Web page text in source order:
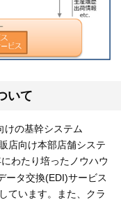
いて
けの基幹システム
店向け本部店舗システ
わたり培ったノウハウ
ータ交換(EDI)サービス
ています。また、クラ